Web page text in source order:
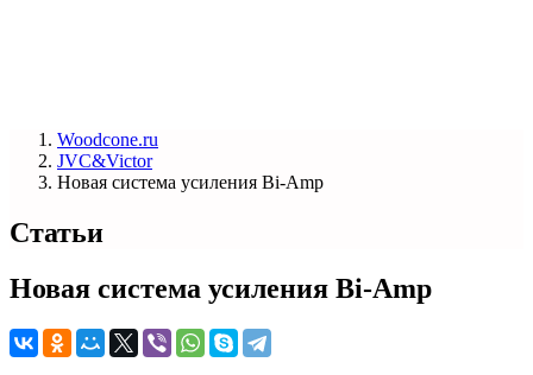
Woodcone.ru
JVC&Victor
Новая система усиления Bi-Amp
Статьи
Новая система усиления Bi-Amp